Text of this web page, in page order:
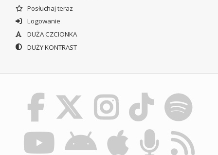
Posłuchaj teraz
Logowanie
DUŻA CZCIONKA
DUŻY KONTRAST